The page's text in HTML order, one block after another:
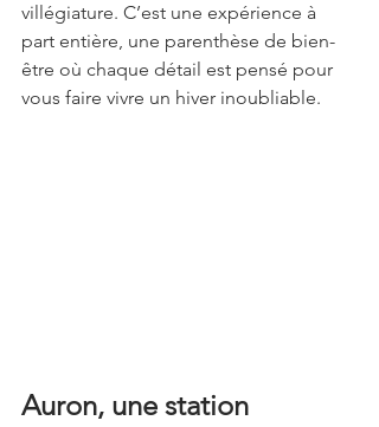
villégiature. C’est une expérience à
part entière, une parenthèse de bien-
être où chaque détail est pensé pour
vous faire vivre un hiver inoubliable.
Auron, une station